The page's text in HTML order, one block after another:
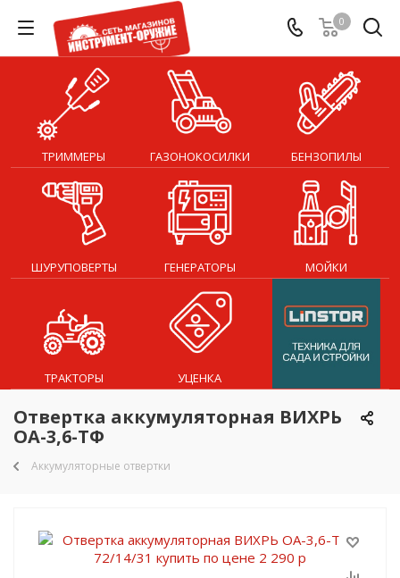
0
ТРИММЕРЫ ГАЗОНОКОСИЛКИ БЕНЗОПИЛЫ
ШУРУПОВЕРТЫ ГЕНЕРАТОРЫ МОЙКИ
ТРАКТОРЫ УЦЕНКА
Отвертка аккумуляторная ВИХРЬ
ОА-3,6-ТФ
Аккумуляторные отвертки